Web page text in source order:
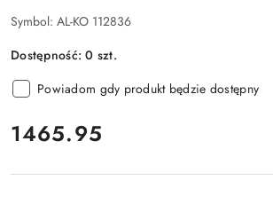
Symbol: AL-KO 112836
Dostępność:0 szt.
Powiadom gdy produkt będzie dostępny
cena:
1465.95